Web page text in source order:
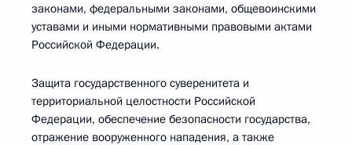
законами, федеральными законами, общевоинскими
уставами и иными нормативными правовыми актами
Российской Федерации.
Защита государственного суверенитета и
территориальной целостности Российской
Федерации, обеспечение безопасности государства,
отражение вооруженного нападения, а также